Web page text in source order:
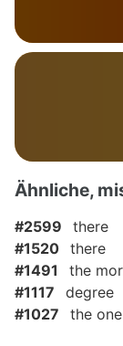
Ähnliche,
#2599
there
#1520 there
#1491
the
#1117
degree
#1027
the one